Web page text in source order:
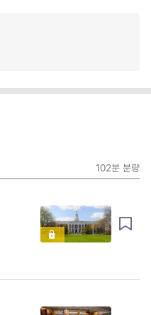
102분 분량